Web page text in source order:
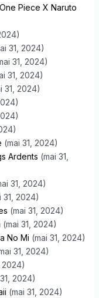
Piece X Naruto
31, 2024)
31, 2024)
31, 2024)
31, 2024)
(mai 31, 2024)
Ardents (mai 31,
31, 2024)
31, 2024)
(mai 31, 2024)
(mai 31, 2024)
No Mi (mai 31, 2024)
31, 2024)
2024)
2024)
(mai 31, 2024)